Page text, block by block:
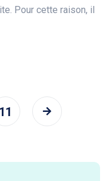
Pour cette raison, il
11